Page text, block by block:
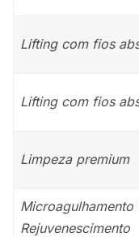
Lifting com fios
Lifting com fios
Limpeza premium
Microagulhamento
Rejuvenescimento